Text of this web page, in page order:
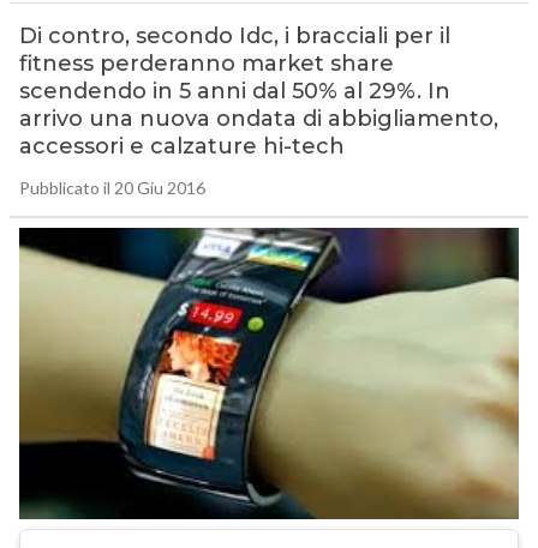
Di contro, secondo Idc, i bracciali per il
fitness perderanno market share
scendendo in 5 anni dal 50% al 29%. In
arrivo una nuova ondata di abbigliamento,
accessori e calzature hi-tech
Pubblicato il 20 Giu 2016